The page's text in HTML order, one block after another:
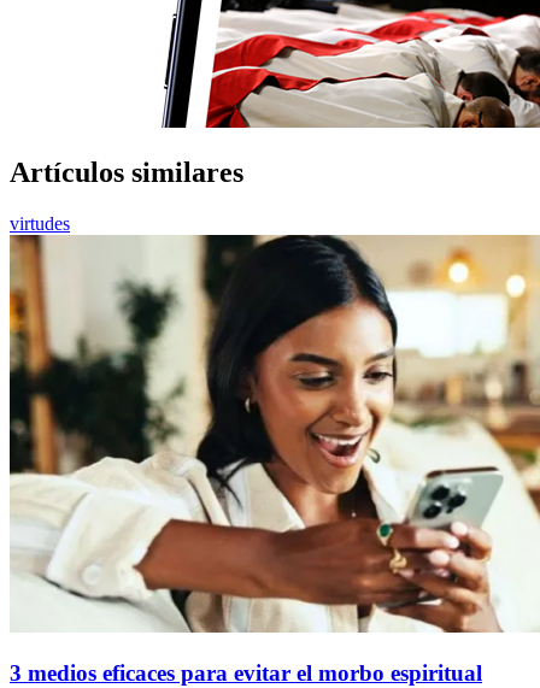
Artículos similares
virtudes
3 medios eficaces para evitar el morbo espiritual